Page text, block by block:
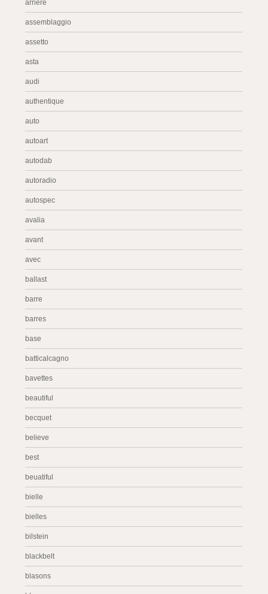
arrière
assemblaggio
assetto
asta
audi
authentique
auto
autoart
autodab
autoradio
autospec
avalia
avant
avec
ballast
barre
barres
base
batticalcagno
bavettes
beautiful
becquet
believe
best
beuatiful
bielle
bielles
bilstein
blackbelt
blasons